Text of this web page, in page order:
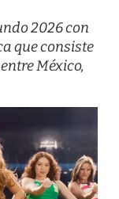
2026 con
que consiste
México,